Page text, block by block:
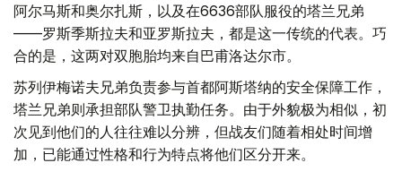
阿尔马斯和奥尔扎斯，以及在6636部队服役的塔兰兄弟
——罗斯季斯拉夫和亚罗斯拉夫，都是这一传统的代表。巧
合的是，这两对双胞胎均来自巴甫洛达尔市。
苏列伊梅诺夫兄弟负责参与首都阿斯塔纳的安全保障工作，
塔兰兄弟则承担部队警卫执勤任务。由于外貌极为相似，初
次见到他们的人往往难以分辨，但战友们随着相处时间增
加，已能通过性格和行为特点将他们区分开来。